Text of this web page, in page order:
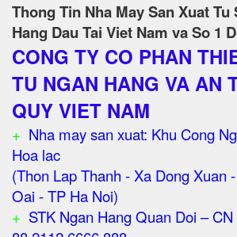
Thong Tin Nha May San Xuat Tu
Hang Dau Tai Viet Nam va So 1
CONG TY CO PHAN
TU NGAN HANG VA AN
QUY VIET NAM
+ Nha may san xuat: Khu Cong
Hoa lac
(Thon Lap Thanh - Xa Dong Xuan
Oai - TP Ha Noi)
+ STK Ngan Hang Quan Doi – CN